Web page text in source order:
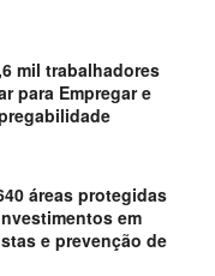
mil trabalhadores
para Empregar e
áreas protegidas
em
e prevenção de